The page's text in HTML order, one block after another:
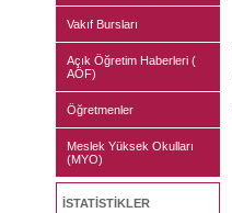
Vakıf Bursları
Açık Öğretim Haberleri (
AÖF)
Öğretmenler
Meslek Yüksek Okulları
(MYO)
İSTATİSTİKLER